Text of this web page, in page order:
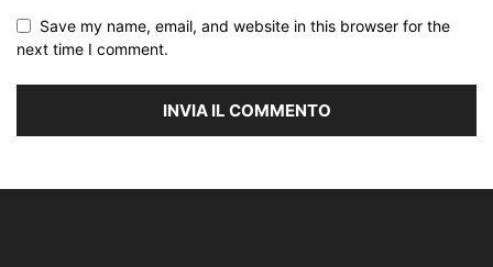
Save my name, email, and website in this browser for the
next time I comment.